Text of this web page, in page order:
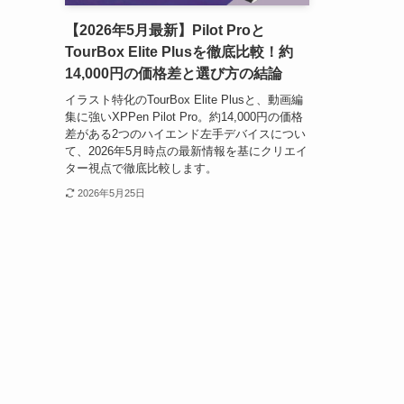
【2026年5月最新】Pilot Proと
TourBox Elite Plusを徹底比較！約
14,000円の価格差と選び方の結論
イラスト特化のTourBox Elite Plusと、動画編
集に強いXPPen Pilot Pro。約14,000円の価格
差がある2つのハイエンド左手デバイスについ
て、2026年5月時点の最新情報を基にクリエイ
ター視点で徹底比較します。
2026年5月25日